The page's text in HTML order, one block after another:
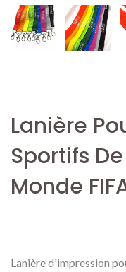
Lanière
Sportifs
Monde
Lanière d'impression